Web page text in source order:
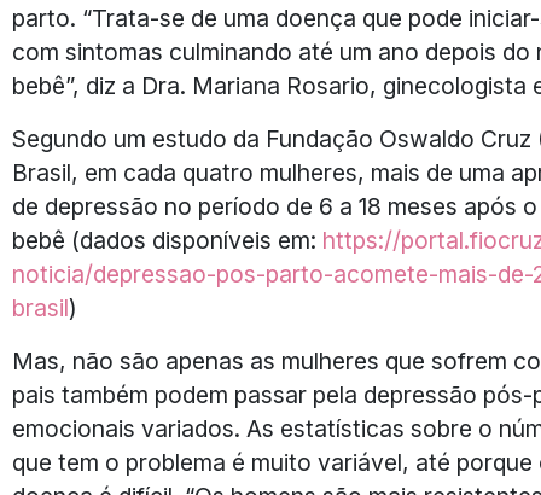
parto. “Trata-se de uma doença que pode
com sintomas culminando até um ano depois do
bebê”, diz a Dra. Mariana Rosario, ginecologista
Segundo um estudo da Fundação Oswaldo
Brasil, em cada quatro mulheres, mais de uma
de depressão no período de 6 a 18 meses após
bebê (dados disponíveis em: https://
noticia/depressao-pos-parto-acomete-mais-
brasil)
Mas, não são apenas as mulheres que sofrem
pais também podem passar pela depressão
emocionais variados. As estatísticas sobre o
que tem o problema é muito variável, até